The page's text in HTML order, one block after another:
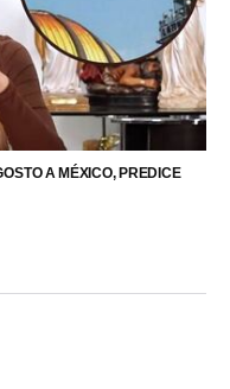
A MÉXICO, PREDICE